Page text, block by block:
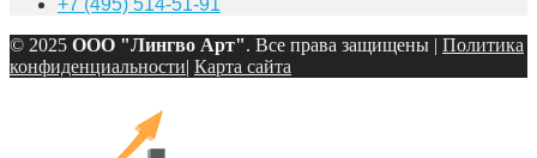
© 2025 ООО "Лингво Арт". Все права защищены | Политика
конфиденциальности| Карта сайта